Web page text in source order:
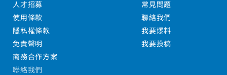
人才招募
使用條款
隱私權條款
免責聲明
商務合作方案
常見問題
聯絡我們
我要爆料
我要投稿
聯絡我們